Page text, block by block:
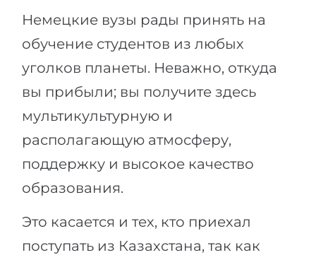
Тест Голланда
Тест Карта Интересов
Тест RIASEC
Успехна
100%
Наши студенты успешно поступают
ПОСТУПАЕМ ИЗ...
Россия
Украина
Казахстан
Азербайджан
Армения
Беларусь
Другая страна
ЗАПИСАТЬСЯ НА КОНСУЛЬТАЦИЮ
Немецкие вузы рады принять на
обучение студентов из любых
уголков планеты. Неважно, откуда
вы прибыли; вы получите здесь
мультикультурную и
располагающую атмосферу,
поддержку и высокое качество
образования.
Это касается и тех, кто приехал
поступать из Казахстана, так как